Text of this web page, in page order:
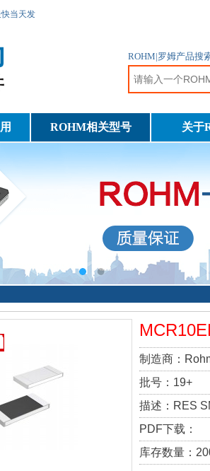
当天发
ROHM|罗姆产品搜
ROHM相关型号 关于
制造商：
批号： 19+
描述： RES
PDF下载：
库存数量：